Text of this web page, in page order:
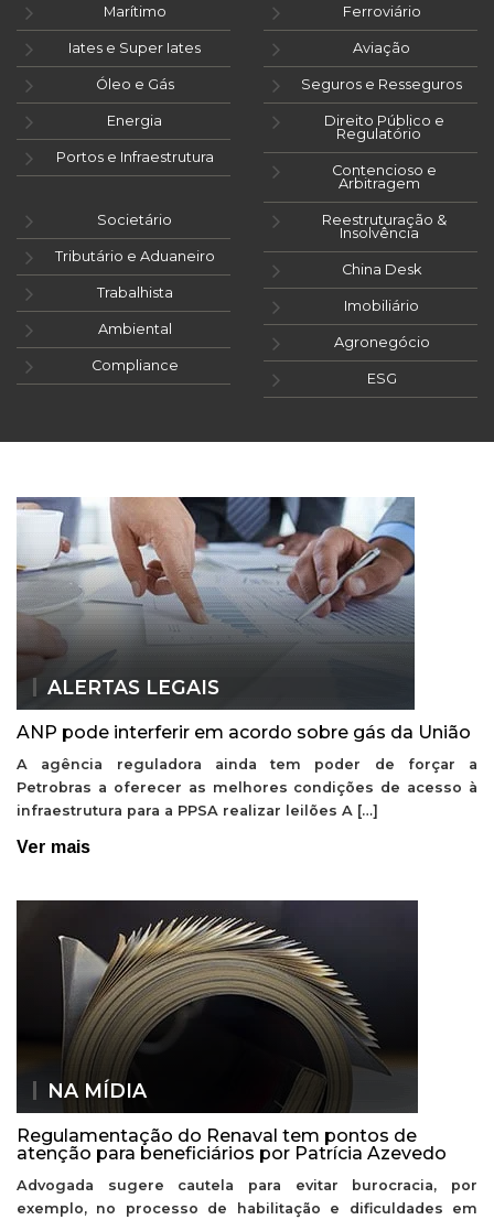
Marítimo
Iates e Super Iates
Óleo e Gás
Energia
Portos e Infraestrutura
Ferroviário
Aviação
Seguros e Resseguros
Direito Público e
Regulatório
Contencioso e
Arbitragem
Societário
Tributário e Aduaneiro
Trabalhista
Ambiental
Compliance
Reestruturação &
Insolvência
China Desk
Imobiliário
Agronegócio
ESG
ALERTAS LEGAIS
ANP pode interferir em acordo sobre gás da União
A agência reguladora ainda tem poder de forçar a
Petrobras a oferecer as melhores condições de acesso à
infraestrutura para a PPSA realizar leilões A […]
Ver mais
NA MÍDIA
Regulamentação do Renaval tem pontos de
atenção para beneficiários por Patrícia Azevedo
Advogada sugere cautela para evitar burocracia, por
exemplo, no processo de habilitação e dificuldades em